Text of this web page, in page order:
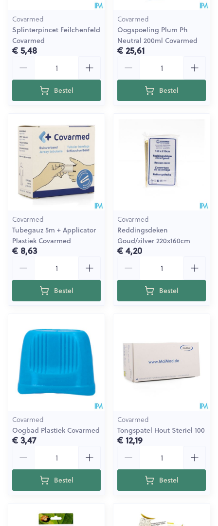
Covarmed
Splinterpincet Feilchenfeld
Covarmed
€ 5,48
Bestel
Covarmed
Oogspoeling Plum Ph
Neutral 200ml Covarmed
€ 25,61
Bestel
Covarmed
Tubegauz 5m + Applicator
Plastiek Covarmed
€ 8,63
Bestel
Covarmed
Reddingsdeken
Goud/zilver 220x160cm
€ 4,20
Bestel
Covarmed
Oogbad Plastiek Covarmed
€ 3,47
Bestel
Covarmed
Tongspatel Hout Steriel 100
€ 12,19
Bestel